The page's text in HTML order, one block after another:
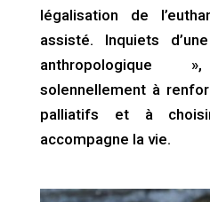
légalisation de
assisté. Inquiets
solennellement à
palliatifs et à
accompagne la vie.